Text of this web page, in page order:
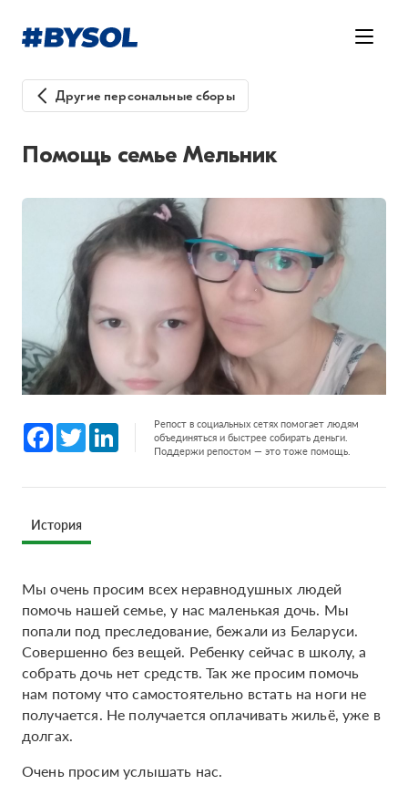
Другие персональные сборы
Помощь семье Мельник
Facebook
Twitter LinkedInРепост в социальных сетях помогает людям
объединяться и быстрее собирать деньги.
Поддержи репостом — это тоже помощь.
История
Мы очень просим всех неравнодушных людей
помочь нашей семье, у нас маленькая дочь. Мы
попали под преследование, бежали из Беларуси.
Совершенно без вещей. Ребенку сейчас в школу, а
собрать дочь нет средств. Так же просим помочь
нам потому что самостоятельно встать на ноги не
получается. Не получается оплачивать жильё, уже в
долгах.
Очень просим услышать нас.